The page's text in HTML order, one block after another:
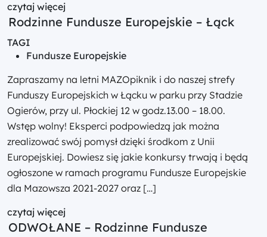
czytaj więcej
Rodzinne Fundusze Europejskie – Łąck
TAGI
Fundusze Europejskie
Zapraszamy na letni MAZOpiknik i do naszej strefy
Funduszy Europejskich w Łącku w parku przy Stadzie
Ogierów, przy ul. Płockiej 12 w godz.13.00 – 18.00.
Wstęp wolny! Eksperci podpowiedzą jak można
zrealizować swój pomysł dzięki środkom z Unii
Europejskiej. Dowiesz się jakie konkursy trwają i będą
ogłoszone w ramach programu Fundusze Europejskie
dla Mazowsza 2021-2027 oraz […]
czytaj więcej
ODWOŁANE – Rodzinne Fundusze